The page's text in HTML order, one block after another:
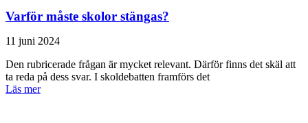
Varför måste skolor stängas?
11 juni 2024
Den rubricerade frågan är mycket relevant. Därför finns det skäl att
ta reda på dess svar. I skoldebatten framförs det
Läs mer